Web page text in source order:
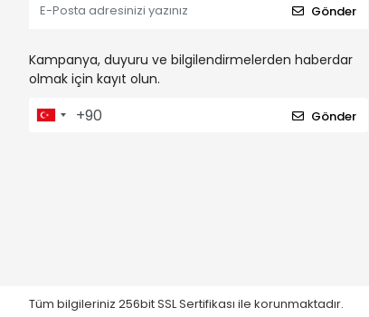
Gönder
Kampanya, duyuru ve bilgilendirmelerden haberdar
olmak için kayıt olun.
Gönder
Tüm bilgileriniz 256bit SSL Sertifikası ile korunmaktadır.